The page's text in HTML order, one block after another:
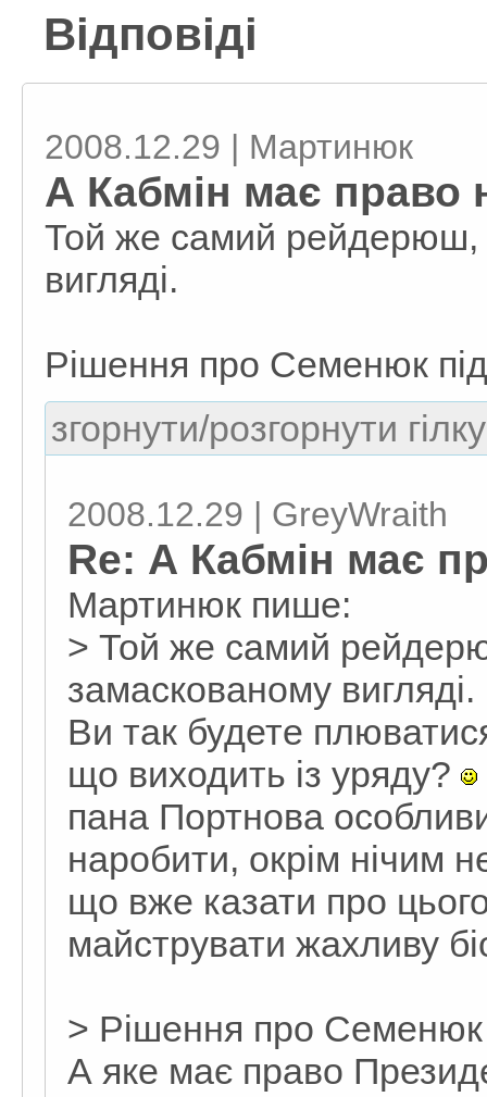
Відповіді
2008.12.29 | Мартинюк
А Кабмін має право
Той же самий рейдерюш,
вигляді.
Рішення про Семенюк
згорнути/розгорнути
2008.12.29 | GreyWraith
Re: А Кабмін має
Мартинюк пише:
> Той же самий
замаскованому вигляді.
Ви так будете
що виходить із уряду?
пана Портнова
наробити, окрім нічим
що вже казати про
майструвати жахливу
> Рішення про
А яке має право